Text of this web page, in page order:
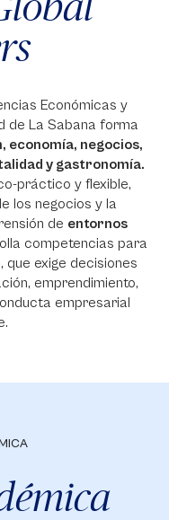
Económicas y
de La Sabana forma
economía, negocios,
y gastronomía.
práctico y flexible,
los negocios y la
de entornos
competencias para
que exige decisiones
emprendimiento,
empresarial